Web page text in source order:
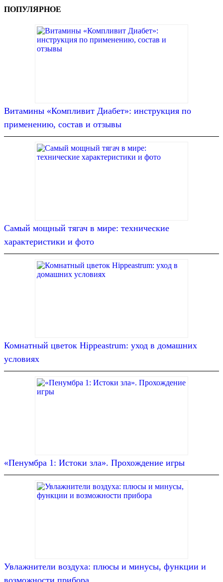
ПОПУЛЯРНОЕ
Витамины «Компливит Диабет»: инструкция по
применению, состав и отзывы
Самый мощный тягач в мире: технические
характеристики и фото
Комнатный цветок Hippeastrum: уход в домашних
условиях
«Пенумбра 1: Истоки зла». Прохождение игры
Увлажнители воздуха: плюсы и минусы, функции и